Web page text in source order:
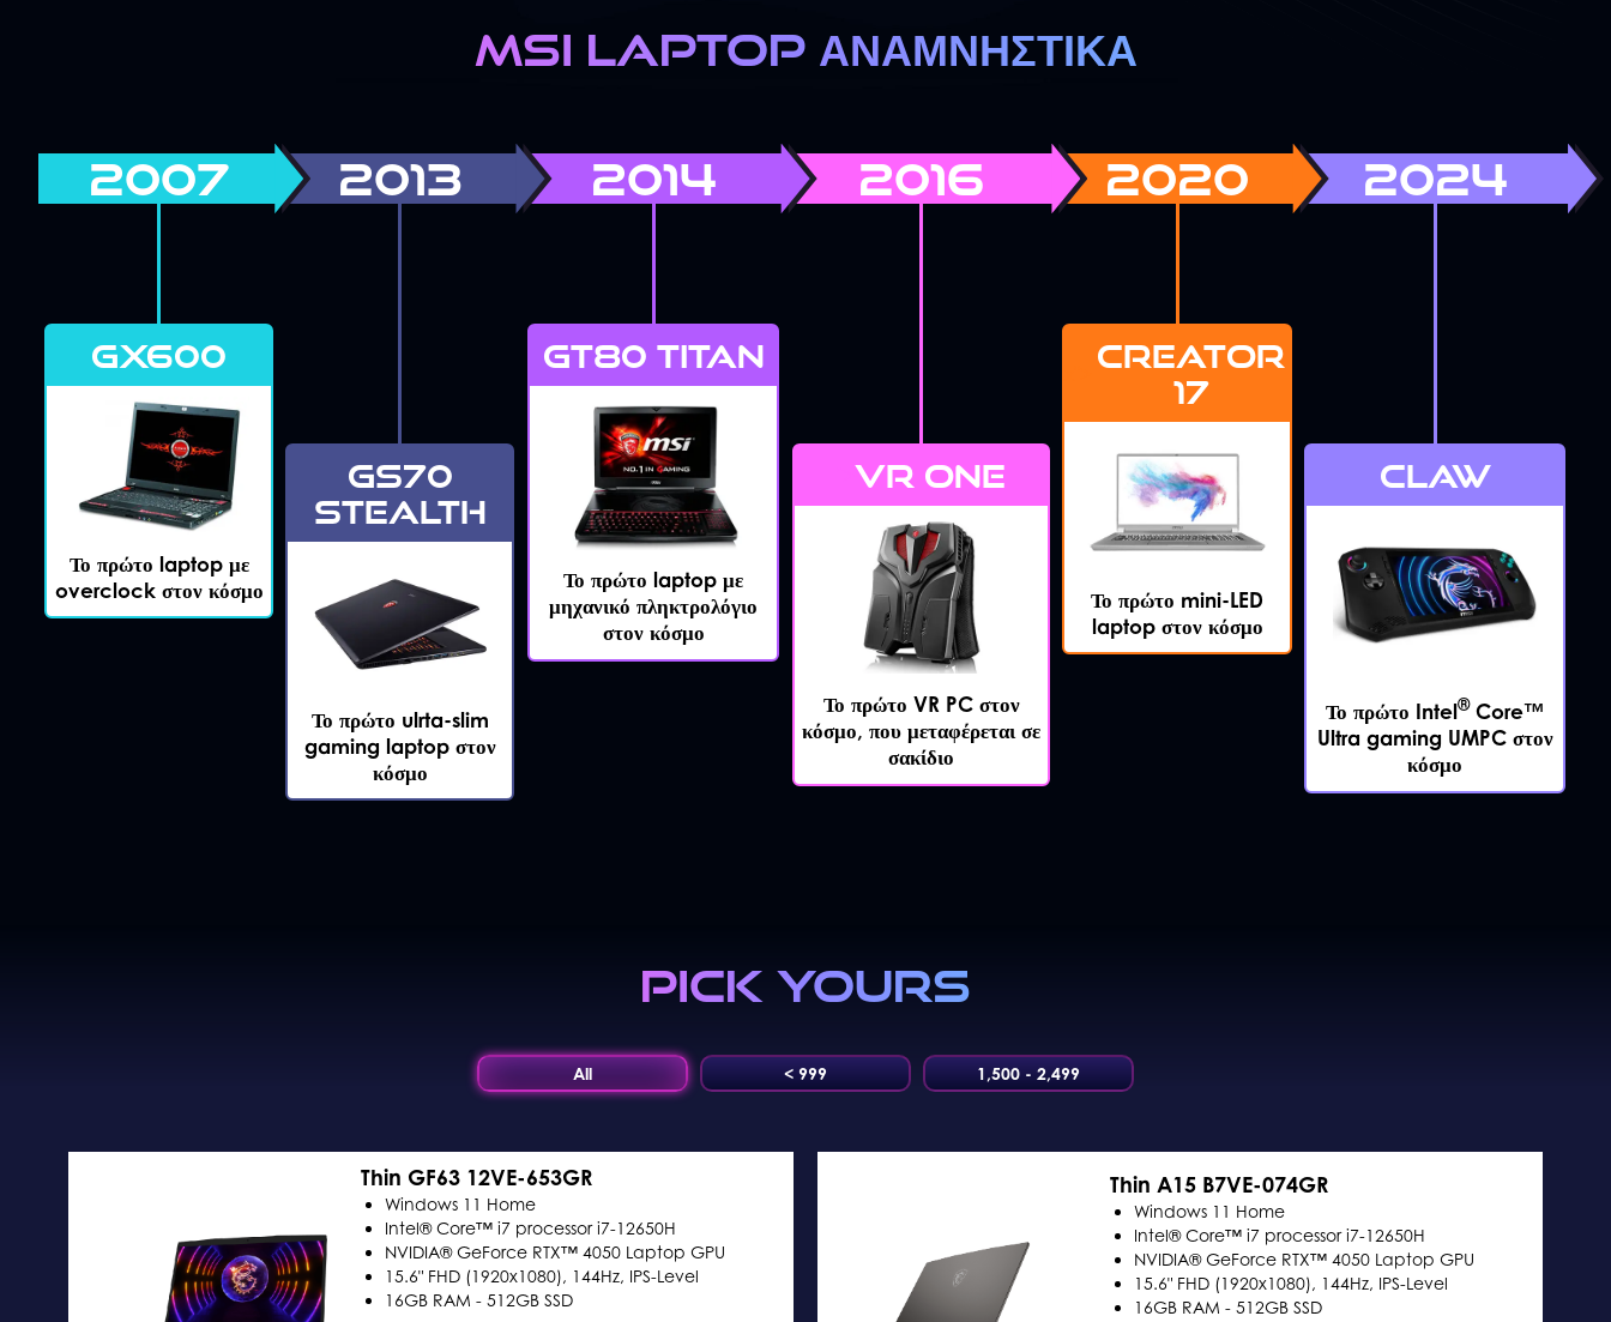
MSI LAPTOP ΑΝΑΜΝΗΣΤΙΚΑ
2007
GX600
Το πρώτο laptop με
overclock στον κόσμο
2013
GS70
STEALTH
Το πρώτο ulrta-slim
gaming laptop στον
κόσμο
2014
GT80 TITAN
Το πρώτο laptop με
μηχανικό πληκτρολόγιο
στον κόσμο
2016
VR ONE
Το πρώτο VR PC στον
κόσμο, που μεταφέρεται σε
σακίδιο
2020
CREATOR
17
Το πρώτο mini-LED
laptop στον κόσμο
2024
CLAW
Το πρώτο Intel®Core™
Ultra gaming UMPC στον
κόσμο
PICK YOURS
All < 999 1,500 - 2,499
Thin GF63 12VE-653GR
Windows 11 Home
Intel® Core™ i7 processor i7-12650H
NVIDIA® GeForce RTX™ 4050 Laptop GPU
15.6" FHD (1920x1080), 144Hz, IPS-Level
16GB RAM - 512GB SSD
Thin A15 B7VE-074GR
Windows 11 Home
Intel® Core™ i7 processor i7-12650H
NVIDIA® GeForce RTX™ 4050 Laptop GPU
15.6" FHD (1920x1080), 144Hz, IPS-Level
16GB RAM - 512GB SSD